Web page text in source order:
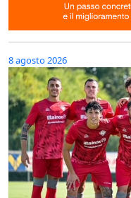
8 agosto 2026